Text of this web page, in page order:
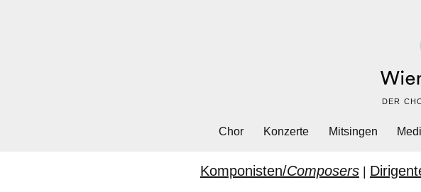
DER
Chor Konzerte Mitsingen
Komponisten/Composers |